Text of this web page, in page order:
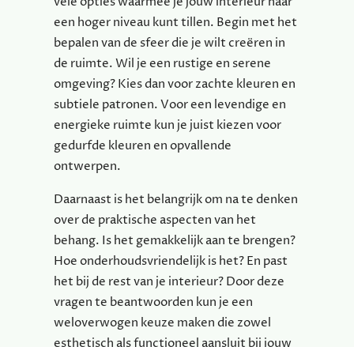
een hoger niveau kunt tillen. Begin met het
bepalen van de sfeer die je wilt creëren in
de ruimte. Wil je een rustige en serene
omgeving? Kies dan voor zachte kleuren en
subtiele patronen. Voor een levendige en
energieke ruimte kun je juist kiezen voor
gedurfde kleuren en opvallende
ontwerpen.
Daarnaast is het belangrijk om na te denken
over de praktische aspecten van het
behang. Is het gemakkelijk aan te brengen?
Hoe onderhoudsvriendelijk is het? En past
het bij de rest van je interieur? Door deze
vragen te beantwoorden kun je een
weloverwogen keuze maken die zowel
esthetisch als functioneel aansluit bij jouw